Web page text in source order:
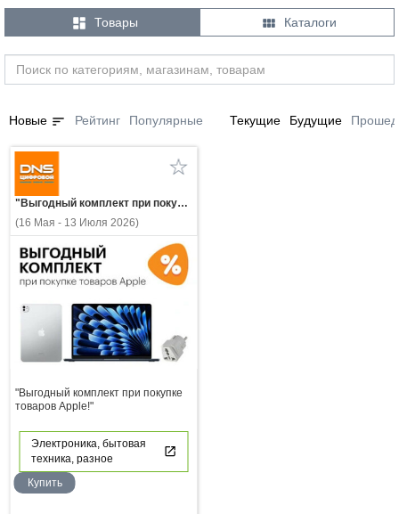
 Товары  Каталоги
Новые sort Рейтинг Популярные Текущие Будущие
"Выгодный комплект при покупке товаров Apple!"
(16 Мая - 13 Июля 2026)
"Выгодный комплект при покупке
товаров Apple!"
Электроника, бытовая
техника, разное
Купить